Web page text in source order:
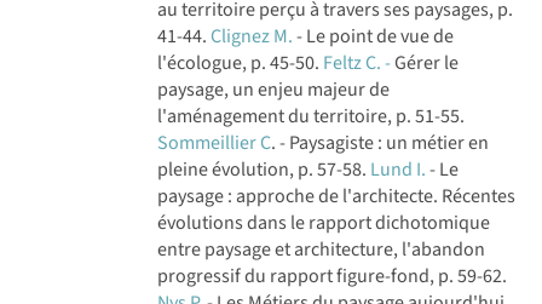
au territoire perçu à travers ses paysages, p.
41-44.Clignez M.- Le point de vue de
l'écologue, p. 45-50. Feltz C. -Gérer le
paysage, un enjeu majeur de
l'aménagement du territoire, p. 51-55.
Sommeillier C. - Paysagiste : un métier en
pleine évolution, p. 57-58. Lund I.- Le
paysage : approche de l'architecte. Récentes
évolutions dans le rapport dichotomique
entre paysage et architecture, l'abandon
progressif du rapport figure-fond, p. 59-62.